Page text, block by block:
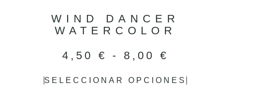
WIND DANCER
WATERCOLOR
4,50€ - 8,00€
SELECCIONAR OPCIONES